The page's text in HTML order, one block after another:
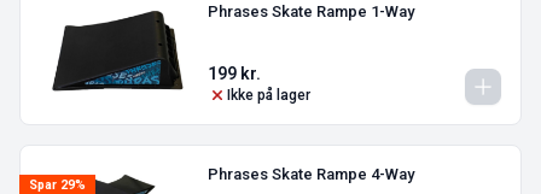
Phrases Skate Rampe 1-Way
199 kr.
Ikke på lager
Spar 29%
Phrases Skate Rampe 4-Way